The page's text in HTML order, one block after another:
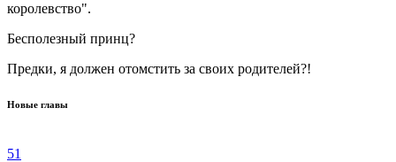
королевство".
Бесполезный принц?
Предки, я должен отомстить за своих родителей?!
Новые главы
51